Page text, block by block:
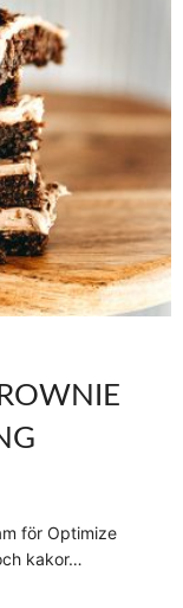
för Optimize
kakor…